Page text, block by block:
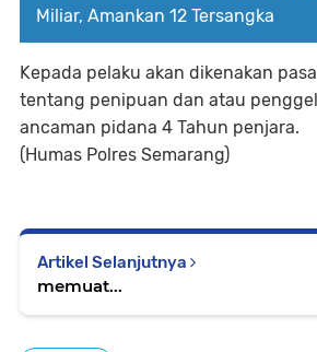
Miliar, Amankan 12 Tersangka
Kepada pelaku akan dikenakan
tentang penipuan dan atau
ancaman pidana 4 Tahun penjara.
(Humas Polres Semarang)
Artikel Selanjutnya
memuat...